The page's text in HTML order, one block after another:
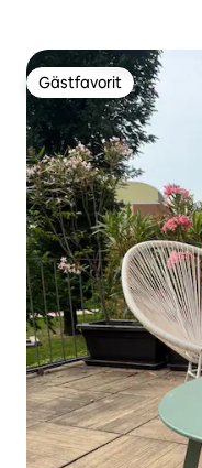
Gästfavorit
Gästfavorit